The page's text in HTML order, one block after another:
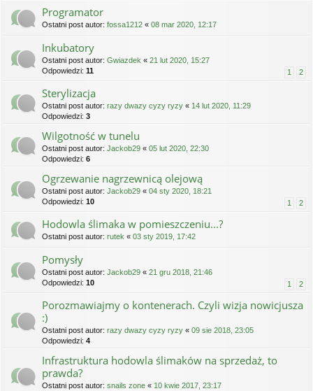
Programator
Ostatni post autor: fossa1212 « 08 mar 2020, 12:17
Inkubatory
Ostatni post autor: Gwiazdek « 21 lut 2020, 15:27
Odpowiedzi: 11 1 2
Sterylizacja
Ostatni post autor: razy dwazy cyzy ryzy « 14 lut 2020, 11:29
Odpowiedzi: 3
Wilgotność w tunelu
Ostatni post autor: Jackob29 « 05 lut 2020, 22:30
Odpowiedzi: 6
Ogrzewanie nagrzewnicą olejową
Ostatni post autor: Jackob29 « 04 sty 2020, 18:21
Odpowiedzi: 10 1 2
Hodowla ślimaka w pomieszczeniu...?
Ostatni post autor: rutek « 03 sty 2019, 17:42
Pomysły
Ostatni post autor: Jackob29 « 21 gru 2018, 21:46
Odpowiedzi: 10 1 2
Porozmawiajmy o kontenerach. Czyli wizja nowicjusza
:)
Ostatni post autor: razy dwazy cyzy ryzy « 09 sie 2018, 23:05
Odpowiedzi: 4
Infrastruktura hodowla ślimaków na sprzedaż, to
prawda?
Ostatni post autor: snails zone « 10 kwie 2017, 23:17